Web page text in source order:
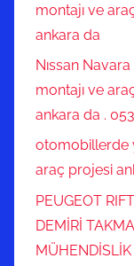
montajı ve
ankara da
Nıssan
montajı ve
ankara da .
otomobillerde
araç projesi
PEUGEOT
DEMİRİ